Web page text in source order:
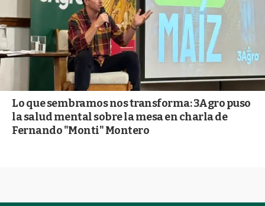
Lo que sembramos nos transforma: 3Agro puso
la salud mental sobre la mesa en charla de
Fernando "Monti" Montero